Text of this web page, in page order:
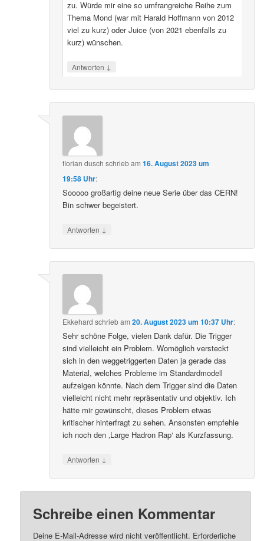
zu. Würde mir eine so umfrangreiche Reihe zum
Thema Mond (war mit Harald Hoffmann von 2012
viel zu kurz) oder Juice (von 2021 ebenfalls zu
kurz) wünschen.
Antworten ↓
florian dusch schriebam16. August 2023 um
19:58 Uhr:
Sooooo großartig deine neue Serie über das CERN!
Bin schwer begeistert.
Antworten ↓
Ekkehard schriebam20. August 2023 um 10:37 Uhr:
Sehr schöne Folge, vielen Dank dafür. Die Trigger
sind vielleicht ein Problem. Womöglich versteckt
sich in den weggetriggerten Daten ja gerade das
Material, welches Probleme im Standardmodell
aufzeigen könnte. Nach dem Trigger sind die Daten
vielleicht nicht mehr repräsentativ und objektiv. Ich
hätte mir gewünscht, dieses Problem etwas
kritischer hinterfragt zu sehen. Ansonsten empfehle
ich noch den ‚Large Hadron Rap‘ als Kurzfassung.
Antworten ↓
Schreibe einen Kommentar
Deine E-Mail-Adresse wird nicht veröffentlicht. Erforderliche